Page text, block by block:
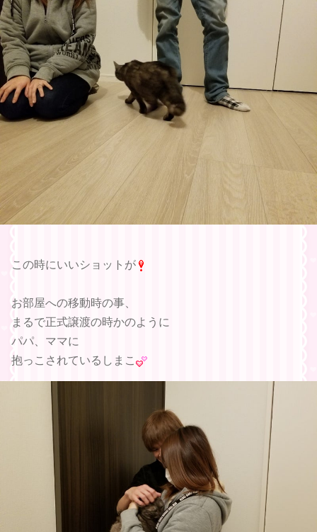
この時にいいショットが
お部屋への移動時の事、
まるで正式譲渡の時かのように
パパ、ママに
抱っこされているしまこ